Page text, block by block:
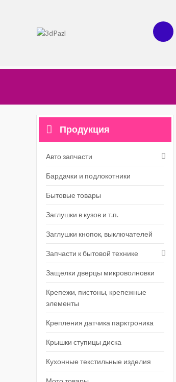
Продукция
Авто запчасти
Бардачки и подлокотники
Бытовые товары
Заглушки в кузов и т.п.
Заглушки кнопок, выключателей
Запчасти к бытовой технике
Защелки дверцы микроволновки
Крепежи, пистоны, крепежные
элементы
Крепления датчика парктроника
Крышки ступицы диска
Кухонные текстильные изделия